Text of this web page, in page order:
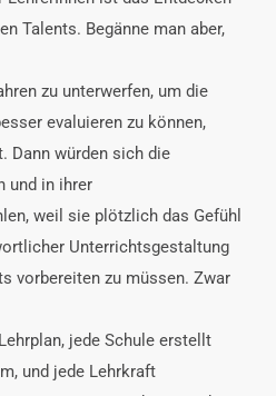
Talents. Begänne man aber,
zu unterwerfen, um die
evaluieren zu können,
Dann würden sich die
und in ihrer
weil sie plötzlich das Gefühl
Unterrichtsgestaltung
vorbereiten zu müssen. Zwar
jede Schule erstellt
und jede Lehrkraft